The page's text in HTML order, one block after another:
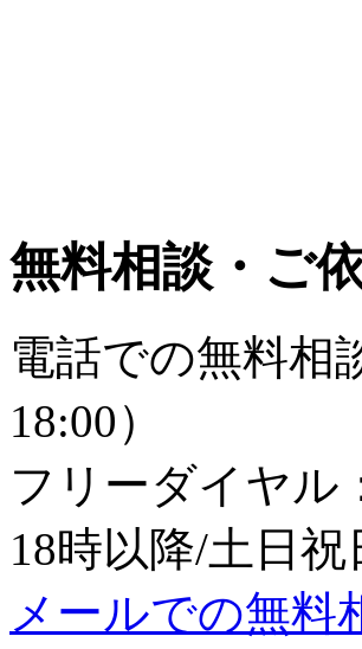
無料相談・ご
電話での無料相
18:00）
フリーダイヤル
18時以降/土日
メールでの無料